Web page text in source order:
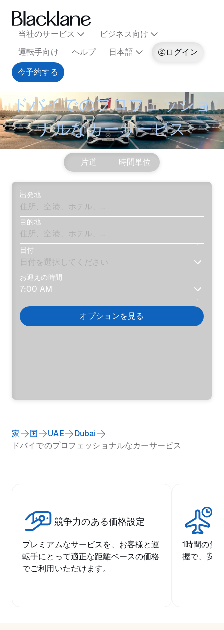
当社のサービス
ビジネス向け
運転手向け
ヘルプ 日本語
ログイン
今予約する
ドバイでのプロフェッショ
ナルなカーサービス
片道 時間単位
出発地
目的地
日付
お迎えの時間
オプションを見る
家 国 UAE
Dubai
ドバイでのプロフェッショナルなカーサービス
競争力のある価格設定
プレミアムなサービスを、お客様と運
転手にとって適正な距離ベースの価格
でご利用いただけます。
1時間の無
握で、安